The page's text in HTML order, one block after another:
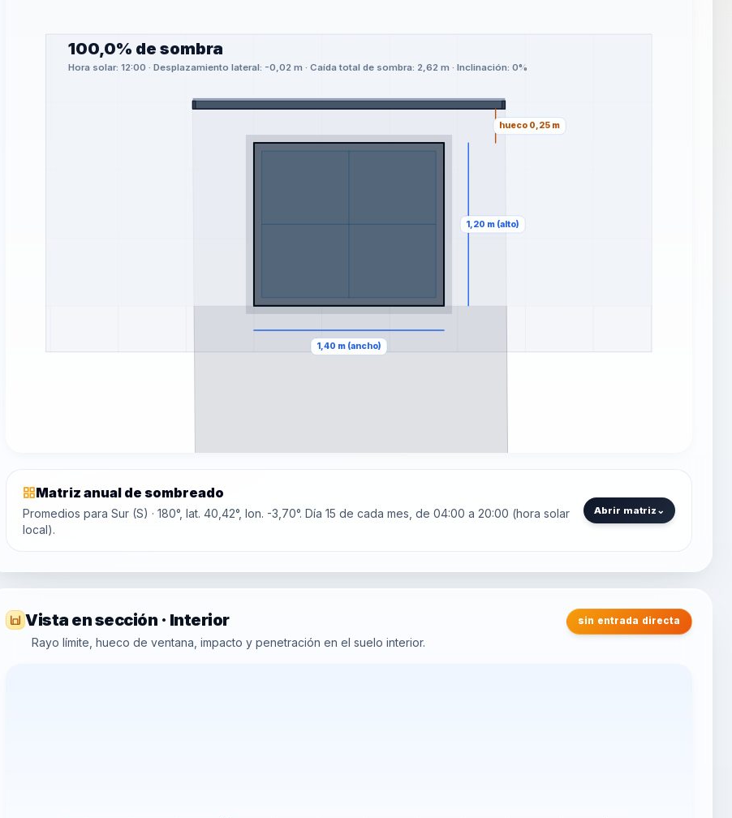
Matriz anual de sombreado
Promedios para Sur (S) · 180°, lat. 40,42°, lon. -3,70°. Día 15 de cada mes, de 04:00 a 20:00 (hora solar
local).
Abrir matriz ⌄
Vista en sección · Interior
Rayo límite, hueco de ventana, impacto y penetración en el suelo interior.
sin entrada directa